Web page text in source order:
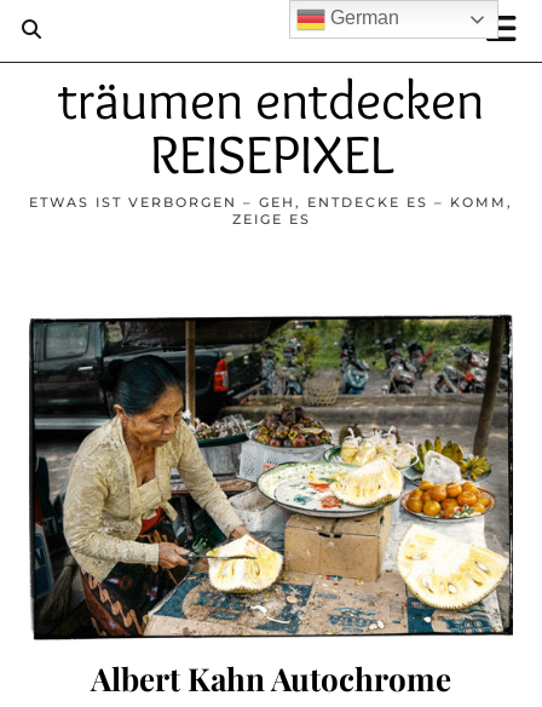
träumen entdecken
REISEPIXEL
ETWAS IST VERBORGEN – GEH, ENTDECKE ES – KOMM,
ZEIGE ES
Albert Kahn Autochrome
German